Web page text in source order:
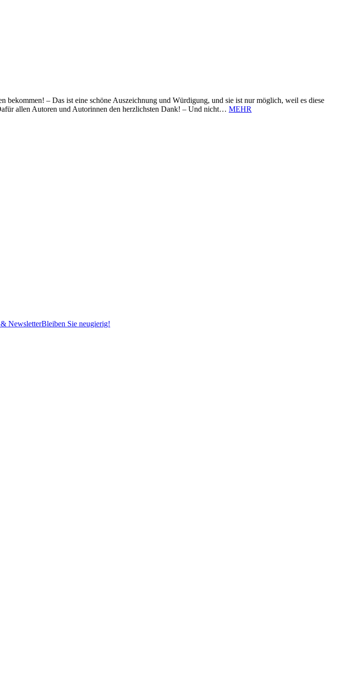
bekommen! – Das ist eine schöne Auszeichnung und Würdigung, und sie ist nur möglich, weil es diese
allen Autoren und Autorinnen den herzlichsten Dank! – Und nicht… MEHR
NewsletterBleiben Sie neugierig!